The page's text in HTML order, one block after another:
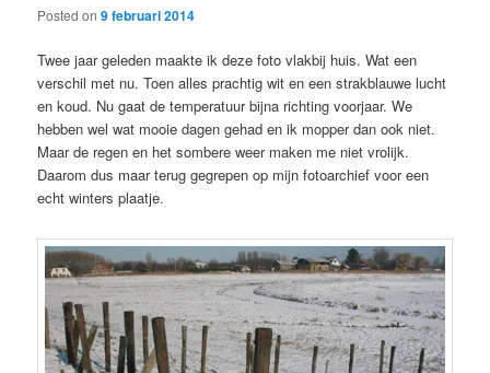
Posted on9 februari 2014
Twee jaar geleden maakte ik deze foto vlakbij huis. Wat een
verschil met nu. Toen alles prachtig wit en een strakblauwe lucht
en koud. Nu gaat de temperatuur bijna richting voorjaar. We
hebben wel wat mooie dagen gehad en ik mopper dan ook niet.
Maar de regen en het sombere weer maken me niet vrolijk.
Daarom dus maar terug gegrepen op mijn fotoarchief voor een
echt winters plaatje.